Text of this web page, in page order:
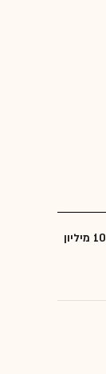
המתווך שאיבד עמלה של 10 מיליון